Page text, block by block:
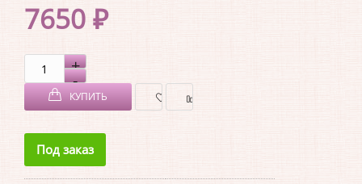
7650 ₽
КУПИТЬ
Под заказ